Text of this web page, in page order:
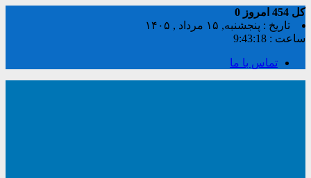
کل امروز 0
تاریخ : پنجشنبه, ۱۵ مرداد , ۱۴۰۵
ساعت : 9:43:18
تماس با ما